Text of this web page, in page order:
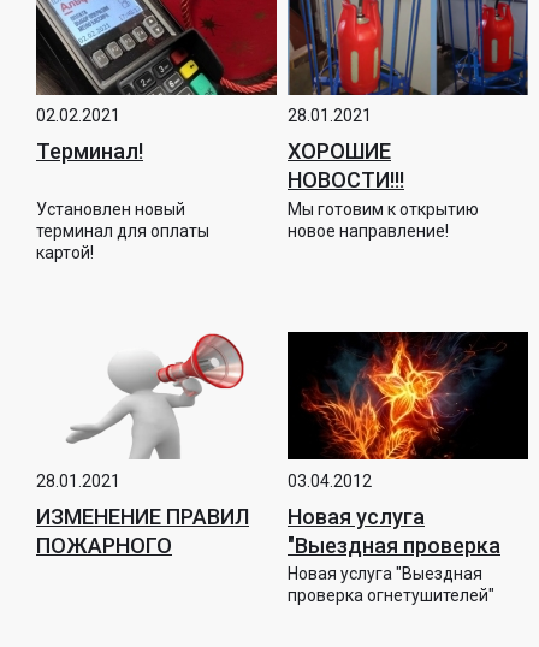
02.02.2021
Терминал!
Установлен новый
терминал для оплаты
картой!
28.01.2021
ХОРОШИЕ
НОВОСТИ!!!
Мы готовим к открытию
новое направление!
28.01.2021
ИЗМЕНЕНИЕ ПРАВИЛ
ПОЖАРНОГО
03.04.2012
Новая услуга
"Выездная проверка
огнетушителей"
Новая услуга "Выездная
проверка огнетушителей"